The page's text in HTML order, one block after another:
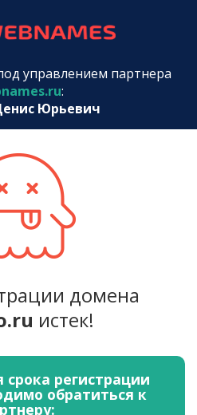
управлением партнера
:
Юрьевич
домена
истек!
регистрации
обратиться к